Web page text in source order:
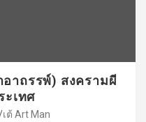
อาถรรพ์) สงครามผี
ะเทศ
เต้ Art Man